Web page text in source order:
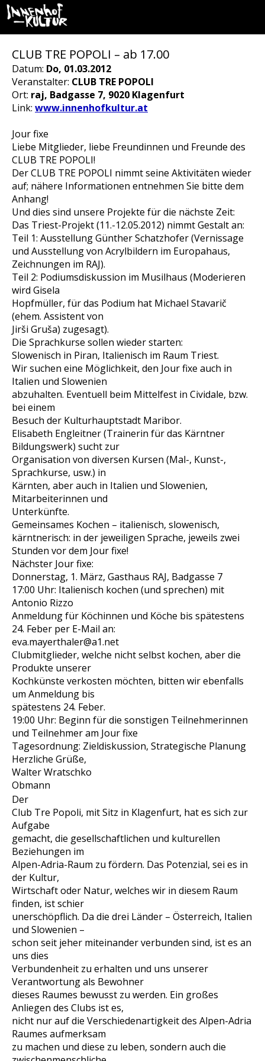
CLUB TRE POPOLI – ab 17.00
Datum: Do, 01.03.2012
Veranstalter: CLUB TRE POPOLI
Ort: raj, Badgasse 7, 9020 Klagenfurt
Link: www.innenhofkultur.at
Jour fixe
Liebe Mitglieder, liebe Freundinnen und Freunde des
CLUB TRE POPOLI!
Der CLUB TRE POPOLI nimmt seine Aktivitäten wieder
auf; nähere Informationen entnehmen Sie bitte dem
Anhang!
Und dies sind unsere Projekte für die nächste Zeit:
Das Triest-Projekt (11.-12.05.2012) nimmt Gestalt an:
Teil 1: Ausstellung Günther Schatzhofer (Vernissage
und Ausstellung von Acrylbildern im Europahaus,
Zeichnungen im RAJ).
Teil 2: Podiumsdiskussion im Musilhaus (Moderieren
wird Gisela
Hopfmüller, für das Podium hat Michael Stavarič
(ehem. Assistent von
Jirši Gruša) zugesagt).
Die Sprachkurse sollen wieder starten:
Slowenisch in Piran, Italienisch im Raum Triest.
Wir suchen eine Möglichkeit, den Jour fixe auch in
Italien und Slowenien
abzuhalten. Eventuell beim Mittelfest in Cividale, bzw.
bei einem
Besuch der Kulturhauptstadt Maribor.
Elisabeth Engleitner (Trainerin für das Kärntner
Bildungswerk) sucht zur
Organisation von diversen Kursen (Mal-, Kunst-,
Sprachkurse, usw.) in
Kärnten, aber auch in Italien und Slowenien,
Mitarbeiterinnen und
Unterkünfte.
Gemeinsames Kochen – italienisch, slowenisch,
kärntnerisch: in der jeweiligen Sprache, jeweils zwei
Stunden vor dem Jour fixe!
Nächster Jour fixe:
Donnerstag, 1. März, Gasthaus RAJ, Badgasse 7
17:00 Uhr: Italienisch kochen (und sprechen) mit
Antonio Rizzo
Anmeldung für Köchinnen und Köche bis spätestens
24. Feber per E-Mail an:
eva.mayerthaler@a1.net
Clubmitglieder, welche nicht selbst kochen, aber die
Produkte unserer
Kochkünste verkosten möchten, bitten wir ebenfalls
um Anmeldung bis
spätestens 24. Feber.
19:00 Uhr: Beginn für die sonstigen Teilnehmerinnen
und Teilnehmer am Jour fixe
Tagesordnung: Zieldiskussion, Strategische Planung
Herzliche Grüße,
Walter Wratschko
Obmann
Der
Club Tre Popoli, mit Sitz in Klagenfurt, hat es sich zur
Aufgabe
gemacht, die gesellschaftlichen und kulturellen
Beziehungen im
Alpen-Adria-Raum zu fördern. Das Potenzial, sei es in
der Kultur,
Wirtschaft oder Natur, welches wir in diesem Raum
finden, ist schier
unerschöpflich. Da die drei Länder – Österreich, Italien
und Slowenien –
schon seit jeher miteinander verbunden sind, ist es an
uns dies
Verbundenheit zu erhalten und uns unserer
Verantwortung als Bewohner
dieses Raumes bewusst zu werden. Ein großes
Anliegen des Clubs ist es,
nicht nur auf die Verschiedenartigkeit des Alpen-Adria
Raumes aufmerksam
zu machen und diese zu leben, sondern auch die